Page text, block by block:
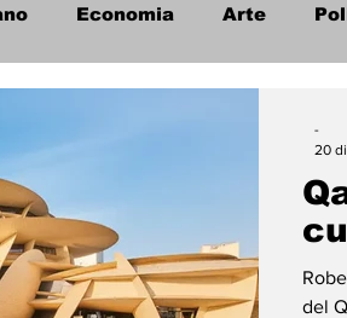
Economia Arte
Teatro Lega Araba
del
-
20